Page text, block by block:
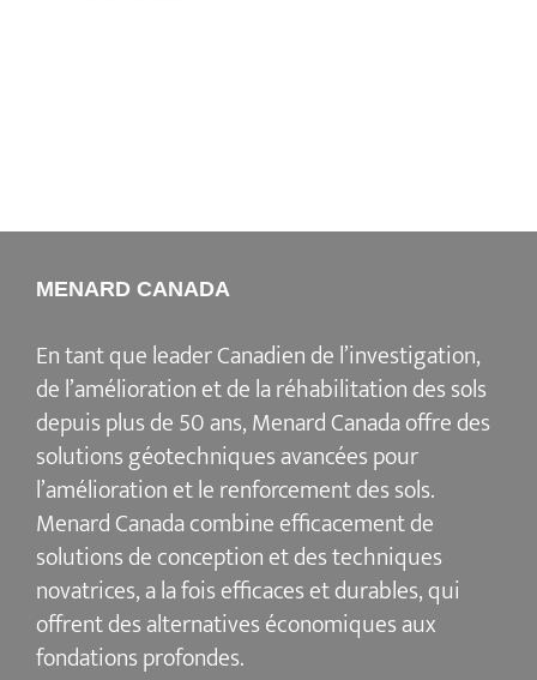
MENARD CANADA
En tant que leader Canadien de l’investigation,
de l’amélioration et de la réhabilitation des sols
depuis plus de 50 ans, Menard Canada offre des
solutions géotechniques avancées pour
l’amélioration et le renforcement des sols.
Menard Canada combine efficacement de
solutions de conception et des techniques
novatrices, a la fois efficaces et durables, qui
offrent des alternatives économiques aux
fondations profondes.